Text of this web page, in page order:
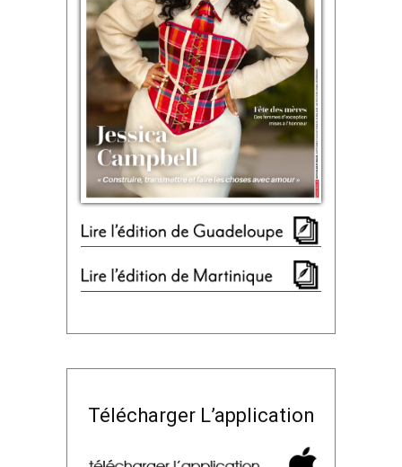
Télécharger L’application